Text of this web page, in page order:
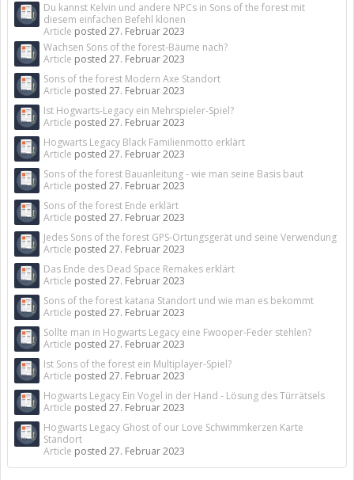
Du kannst Kelvin und andere NPCs in Sons of the forest mit
diesem einfachen Befehl klonen
Article posted 27. Februar 2023
Wachsen Sons of the forest-Bäume nach?
Article posted 27. Februar 2023
Sons of the forest Modern Axe Standort
Article posted 27. Februar 2023
Ist Hogwarts-Legacy ein Mehrspieler-Spiel?
Article posted 27. Februar 2023
Hogwarts Legacy Black Familienmotto erklärt
Article posted 27. Februar 2023
Sons of the forest Bauanleitung - wie man seine Basis baut
Article posted 27. Februar 2023
Sons of the forest Ende erklärt
Article posted 27. Februar 2023
Jedes Sons of the forest GPS-Ortungsgerät und seine Verwendung
Article posted 27. Februar 2023
Das Ende des Dead Space Remakes erklärt
Article posted 27. Februar 2023
Sons of the forest katana Standort und wie man es bekommt
Article posted 27. Februar 2023
Sollte man in Hogwarts Legacy eine Fwooper-Feder stehlen?
Article posted 27. Februar 2023
Ist Sons of the forest ein Multiplayer-Spiel?
Article posted 27. Februar 2023
Hogwarts Legacy Ein Vogel in der Hand - Lösung des Türrätsels
Article posted 27. Februar 2023
Hogwarts Legacy Ghost of our Love Schwimmkerzen Karte
Standort
Article posted 27. Februar 2023